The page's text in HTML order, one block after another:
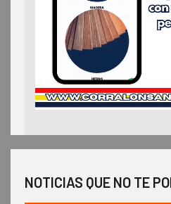
NOTICIAS QUE NO TE